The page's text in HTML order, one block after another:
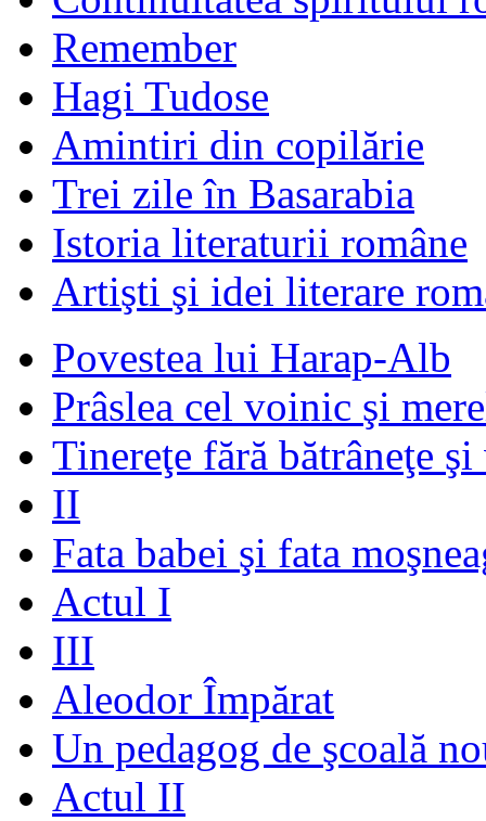
Remember
Hagi Tudose
Amintiri din copilărie
Trei zile în Basarabia
Istoria literaturii române
Artişti şi idei literare
Povestea lui Harap-Alb
Prâslea cel voinic şi
Tinereţe fără bătrâneţe
II
Fata babei şi fata
Actul I
III
Aleodor Împărat
Un pedagog de şcoală
Actul II